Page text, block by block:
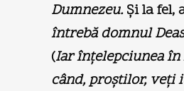
Dumnezeu.Şi la fel,
întrebă domnul
(Iar înţelepciunea
când, proştilor, veţi